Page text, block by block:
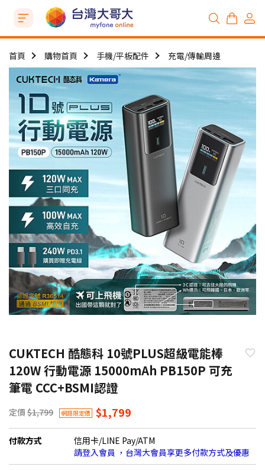
首頁 購物首頁 手機/平板配件 充電/傳輸周邊
CUKTECH 酷態科 10號PLUS超級電能棒
120W 行動電源 15000mAh PB150P 可充
筆電 CCC+BSMI認證
定價 $1,799 網路限定價 $1,799
付款方式
信用卡/LINE Pay/ATM
請登入會員 ，台灣大會員享更多付款方式及優惠